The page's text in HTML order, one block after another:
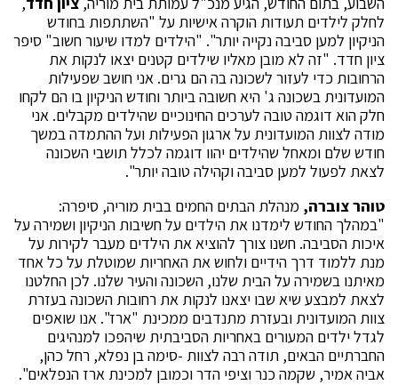
לחלק לילדים תעודות הוקרה אישיות על "השתתפות בחודש
הניקיון למען סביבה נקייה יותר". "הילדים למדו שיעור חשוב" סיפר
ציון חדד. "זה לא מובן מאליו שילדים קטנים יצאו לנקות את
הרחובות כדי לעזור לשכונה בה הם גרים. אני חושב שפעילות
המועדונית בשכונה ג' היא חשובה ביותר וחודש הניקיון בו הם לקחו
חלק הוא דוגמה טובה לערכים החינוכיים שהילדים מקבלים. אני
מודה לצוות המועדונית על ארגון הפעילות ועל ההתמדה במשך
חודש שלם ומאחל שהילדים יהוו דוגמה לכלל תושבי השכונה
לצאת לפעול למען סביבה וקהילה טובה יותר".
טוהר צוברה, מנהלת הבתים החמים בבית מוריה, סיפרה:
"במהלך החודש לימדנו את הילדים על חשיבות הניקיון ושמירה על
איכות הסביבה. חשנו צורך להוציא את הילדים מעבר לקירות על
מנת ללמוד דרך הידיים ולחוש את האחריות שמוטלת על כל אחד
מאיתנו בשמירה על הבית שלנו, השכונה והעיר שלנו. לכן החלטנו
לצאת למבצע שיא שבו יצאנו לנקות את רחובות השכונה בעזרת
צוות המועדונית ובעזרת מתנדבים ממכינת "ארז". אנו שואפים
לגדל ילדים המעורים באחריות הסביבתית שיהפכו למנהיגים
החברתיים הבאים, תודה רבה לצוות -סימה בן נפלא, רחל כהן,
אביה אמיר, שקמה כנר וציפי הדר וכמובן למכינת ארז הנפלאים".